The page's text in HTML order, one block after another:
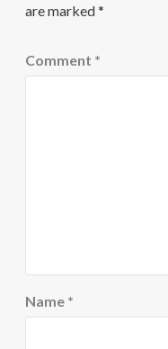
are marked*
Comment *
Name *